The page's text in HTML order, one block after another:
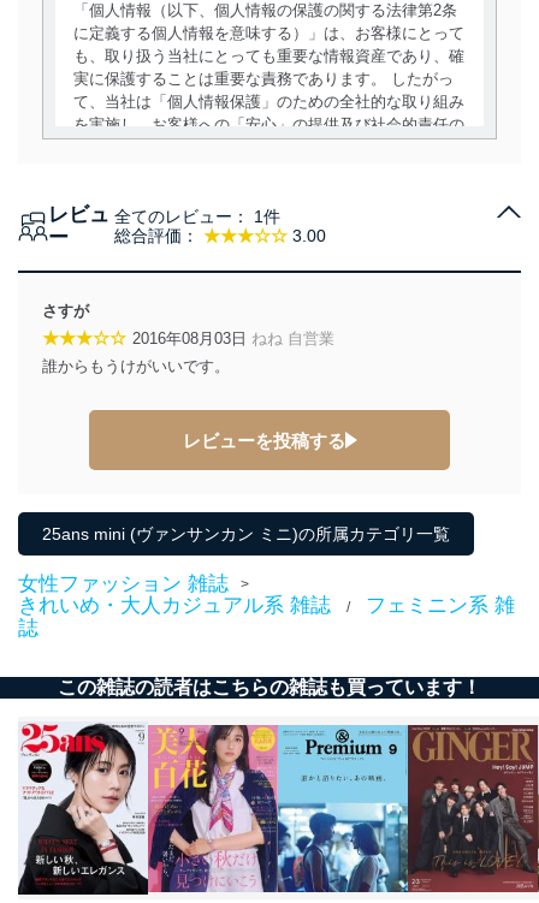
「個人情報（以下、個人情報の保護の関する法律第2条
に定義する個人情報を意味する）」は、お客様にとって
も、取り扱う当社にとっても重要な情報資産であり、確
実に保護することは重要な責務であります。 したがっ
て、当社は「個人情報保護」のための全社的な取り組み
を実施し、お客様への「安心」の提供及び社会的責任の
当社は、個人情報の取得・利用・提供に際して、その利
得・利用・提供を行います。また、当社が保有している
個人情報は、同意を得ずに目的外利用、第三者への提
供・開示は行いません。当社においてはこれらの取り組
みを確実にするため、従業者等の教育を徹底してまいり
措置を講じます。
その他の規範を遵守します。また、当社の管理の仕組み
す。
個人情報の安全管理措置
に、下記セキュリティ対策をはじめとする安全対策を実
正に努めます。
アクセス制御
個人データを取り扱うことのできる機器及び当該
機器を取り扱う従業者を明確化し、 個人データへ
の不要なアクセスを防止しています。
アクセス者の識別と認証
レビュ
ー
総合評価： ★★★☆☆ 3.00
全てのレビュー： 1件
さすが
★★★☆☆ 2016年08月03日 ねね 自営業
誰からもうけがいいです。
レビューを投稿する
25ans mini (ヴァンサンカン ミニ)の所属カテゴリ一覧
女性ファッション 雑誌 >
きれいめ・大人カジュアル系 雑誌 /
フェミニン系 雑
誌
この雑誌の読者はこちらの雑誌も買っています！